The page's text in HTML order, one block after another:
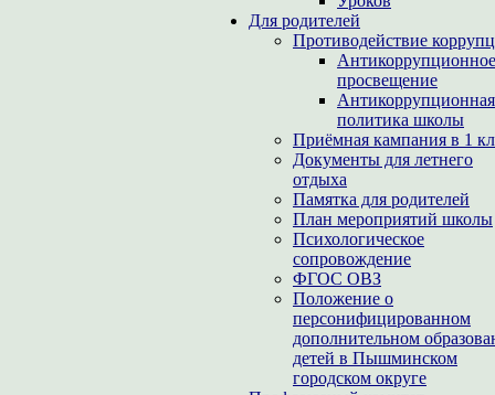
Для родителей
Противодействие
Антикоррупционное
просвещение
Антикоррупционная
политика школы
Приёмная кампания в 1
Документы для летнего
отдыха
Памятка для родителей
План мероприятий школы
Психологическое
сопровождение
ФГОС ОВЗ
Положение о
персонифицированном
дополнительном
детей в Пышминском
городском округе